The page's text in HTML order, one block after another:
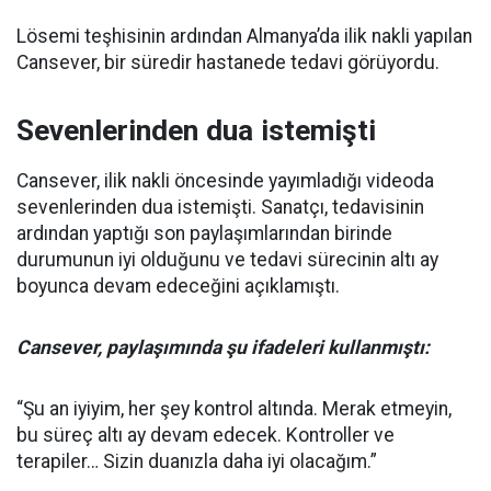
Lösemi teşhisinin ardından Almanya’da ilik nakli yapılan
Cansever, bir süredir hastanede tedavi görüyordu.
Sevenlerinden dua istemişti
Cansever, ilik nakli öncesinde yayımladığı videoda
sevenlerinden dua istemişti. Sanatçı, tedavisinin
ardından yaptığı son paylaşımlarından birinde
durumunun iyi olduğunu ve tedavi sürecinin altı ay
boyunca devam edeceğini açıklamıştı.
Cansever, paylaşımında şu ifadeleri kullanmıştı:
“Şu an iyiyim, her şey kontrol altında. Merak etmeyin,
bu süreç altı ay devam edecek. Kontroller ve
terapiler… Sizin duanızla daha iyi olacağım.”